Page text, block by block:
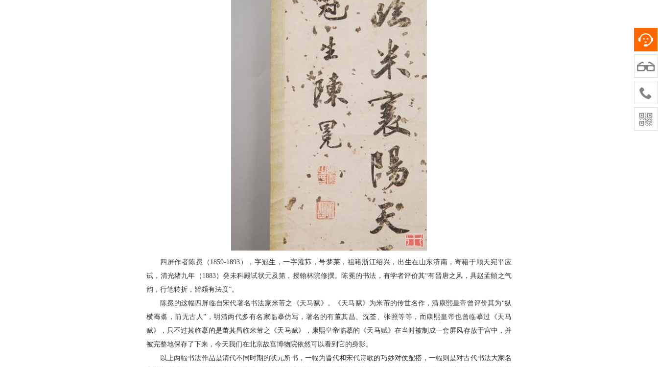
四屏作者陈冕（1859-1893），字冠生，一字灌荪，号梦莱，祖籍浙江绍兴，出生在山东济南，寄籍于顺天宛平应
试，清光绪九年（1883）癸未科殿试状元及第，授翰林院修撰。陈冕的书法，有学者评价其“有晋唐之风，具赵孟頫之气
韵，行笔转折，皆颇有法度”。
陈冕的这幅四屏临自宋代著名书法家米芾之《天马赋》。《天马赋》为米芾的传世名作，清康熙皇帝曾评价其为“纵
横骞翥，前无古人”，明清两代多有名家临摹仿写，著名的有董其昌、沈荃、张照等等，而康熙皇帝也曾临摹过《天马
赋》，只不过其临摹的是董其昌临米芾之《天马赋》，康熙皇帝临摹的《天马赋》在当时被制成一套屏风存放于宫中，并
被完整地保存了下来，今天我们在北京故宫博物院依然可以看到它的身影。
以上两幅书法作品是清代不同时期的状元所书，一幅为晋代和宋代诗歌的巧妙对仗配搭，一幅则是对古代书法大家名


